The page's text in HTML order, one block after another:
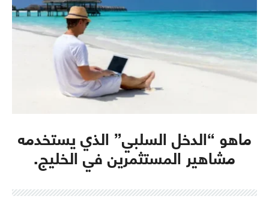
ماهو “الدخل السلبي” الذي يستخدمه
مشاهير المستثمرين في الخليج.